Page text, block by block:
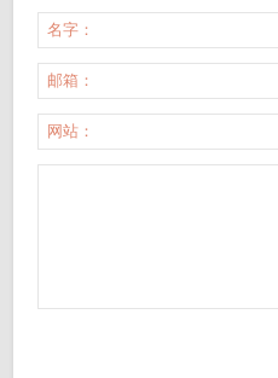
名字：
邮箱：
网站：